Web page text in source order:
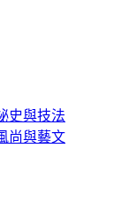
史與技法
尚與藝文